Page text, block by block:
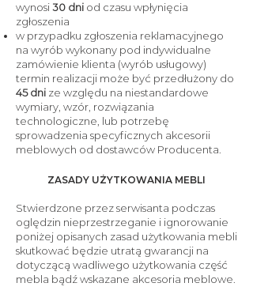
wynosi30 dni od czasu wpłynięcia
zgłoszenia
w przypadku zgłoszenia reklamacyjnego
na wyrób wykonany pod indywidualne
zamówienie klienta (wyrób usługowy)
termin realizacji może być przedłużony do
45 dni ze względu na niestandardowe
wymiary, wzór, rozwiązania
technologiczne, lub potrzebę
sprowadzenia specyficznych akcesorii
meblowych od dostawców Producenta.
ZASADY UŻYTKOWANIA MEBLI
Stwierdzone przez serwisanta podczas
oględzin nieprzestrzeganie i ignorowanie
poniżej opisanych zasad użytkowania mebli
skutkować będzie utratą gwarancji na
dotyczącą wadliwego użytkowania część
mebla bądź wskazane akcesoria meblowe.